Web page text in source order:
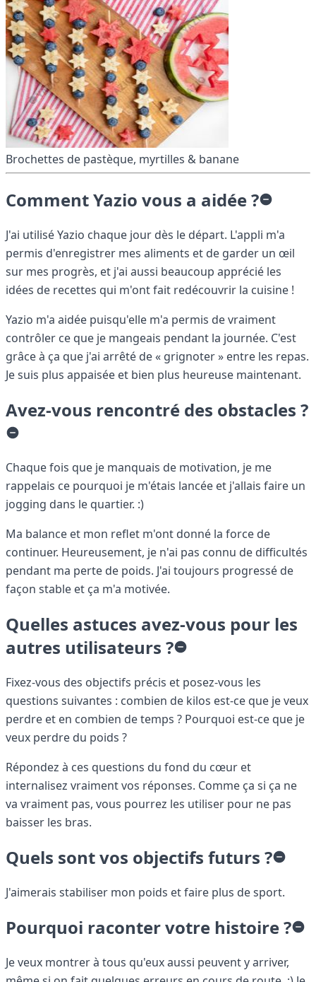
Brochettes de pastèque, myrtilles & banane
Comment Yazio vous a aidée ?
J'ai utilisé Yazio chaque jour dès le départ. L'appli m'a
permis d'enregistrer mes aliments et de garder un œil
sur mes progrès, et j'ai aussi beaucoup apprécié les
idées de recettes qui m'ont fait redécouvrir la cuisine !
Yazio m'a aidée puisqu'elle m'a permis de vraiment
contrôler ce que je mangeais pendant la journée. C'est
grâce à ça que j'ai arrêté de « grignoter » entre les repas.
Je suis plus appaisée et bien plus heureuse maintenant.
Avez-vous rencontré des obstacles ?
Chaque fois que je manquais de motivation, je me
rappelais ce pourquoi je m'étais lancée et j'allais faire un
jogging dans le quartier. :)
Ma balance et mon reflet m'ont donné la force de
continuer. Heureusement, je n'ai pas connu de difficultés
pendant ma perte de poids. J'ai toujours progressé de
façon stable et ça m'a motivée.
Quelles astuces avez-vous pour les
autres utilisateurs ?
Fixez-vous des objectifs précis et posez-vous les
questions suivantes : combien de kilos est-ce que je veux
perdre et en combien de temps ? Pourquoi est-ce que je
veux perdre du poids ?
Répondez à ces questions du fond du cœur et
internalisez vraiment vos réponses. Comme ça si ça ne
va vraiment pas, vous pourrez les utiliser pour ne pas
baisser les bras.
Quels sont vos objectifs futurs ?
J'aimerais stabiliser mon poids et faire plus de sport.
Pourquoi raconter votre histoire ?
Je veux montrer à tous qu'eux aussi peuvent y arriver,